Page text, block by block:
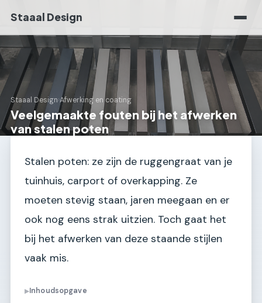
Staaal Design
Staaal Design›Afwerking en coating
Veelgemaakte fouten bij het afwerken
van stalen poten
Stalen poten: ze zijn de ruggengraat van je
tuinhuis, carport of overkapping. Ze
moeten stevig staan, jaren meegaan en er
ook nog eens strak uitzien. Toch gaat het
bij het afwerken van deze staande stijlen
vaak mis.
▶Inhoudsopgave